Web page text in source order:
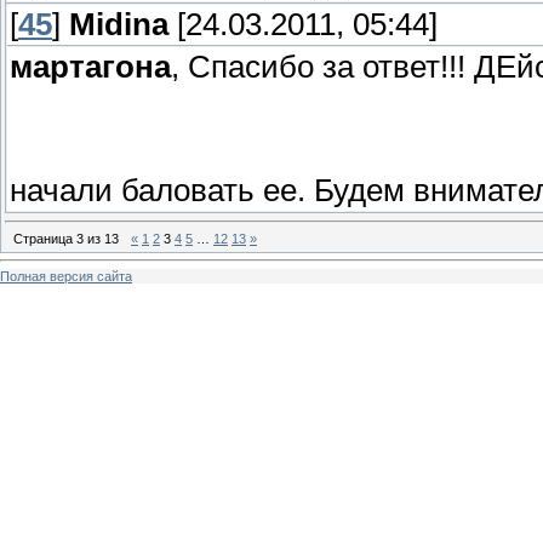
[45] Midina[24.03.2011, 05:44]
мартагона, Спасибо за ответ!!!
начали баловать ее. Будем
Страница 3 из 13 « 1 2 3 4 5 12 13 »
Полная версия сайта